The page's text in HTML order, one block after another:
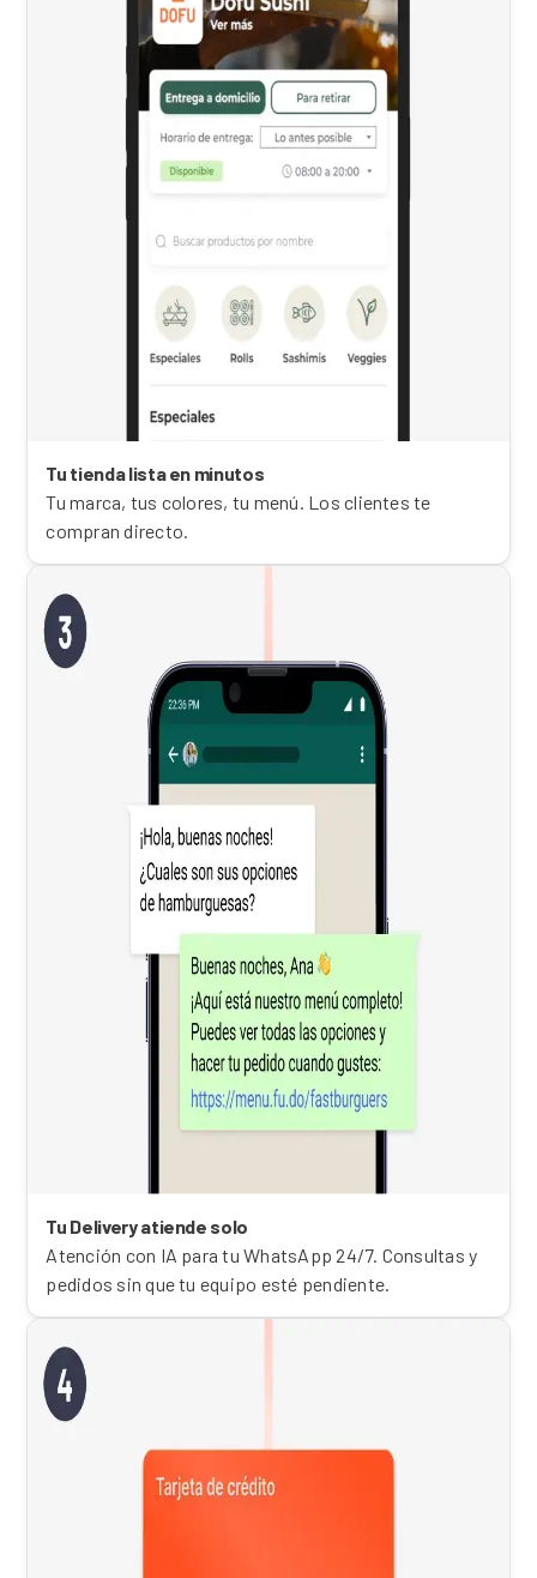
Tu tienda lista en minutos
Tu marca, tus colores, tu menú. Los clientes te
compran directo.
Tu Delivery atiende solo
Atención con IA para tu WhatsApp 24/7. Consultas y
pedidos sin que tu equipo esté pendiente.